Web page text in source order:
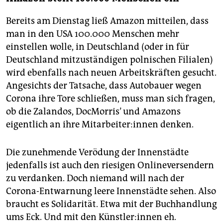
Bereits am Dienstag ließ Amazon mitteilen, dass
man in den USA 100.000 Menschen mehr
einstellen wolle, in Deutschland (oder in für
Deutschland mitzuständigen polnischen Filialen)
wird ebenfalls nach neuen Arbeitskräften gesucht.
Angesichts der Tatsache, dass Autobauer wegen
Corona ihre Tore schließen, muss man sich fragen,
ob die Zalandos, DocMorris’ und Amazons
eigentlich an ihre Mitarbeiter:innen denken.
Die zunehmende Verödung der Innenstädte
jedenfalls ist auch den riesigen Onlineversendern
zu verdanken. Doch niemand will nach der
Corona-Entwarnung leere Innenstädte sehen. Also
braucht es Solidarität. Etwa mit der Buchhandlung
ums Eck. Und mit den Künstler:innen eh.